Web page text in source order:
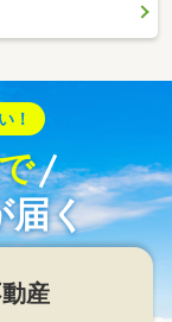
！
届く
産